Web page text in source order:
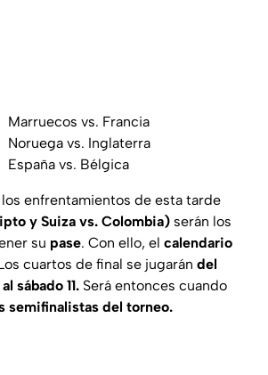
Marruecos vs. Francia
Noruega vs. Inglaterra
España vs. Bélgica
enfrentamientos de esta tarde
y Suiza vs. Colombia) serán los
su pase. Con ello, el calendario
cuartos de final se jugarán del
sábado 11. Será entonces cuando
semifinalistas del torneo.